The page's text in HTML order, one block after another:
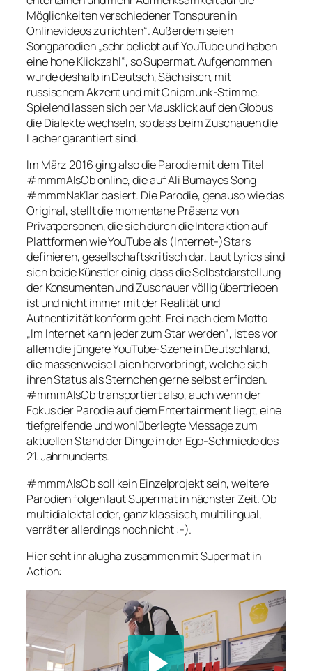
Möglichkeiten verschiedener Tonspuren in
Onlinevideos zu richten“. Außerdem seien
Songparodien „sehr beliebt auf YouTube und haben
eine hohe Klickzahl“, so Supermat. Aufgenommen
wurde deshalb in Deutsch, Sächsisch, mit
russischem Akzent und mit Chipmunk-Stimme.
Spielend lassen sich per Mausklick auf den Globus
die Dialekte wechseln, so dass beim Zuschauen die
Lacher garantiert sind.
Im März 2016 ging also die Parodie mit dem Titel
#mmmAlsObonline, die auf Ali Bumayes Song
#mmmNaKlarbasiert. Die Parodie, genauso wie das
Original, stellt die momentane Präsenz von
Privatpersonen, die sich durch die Interaktion auf
Plattformen wie YouTube als (Internet-)Stars
definieren, gesellschaftskritisch dar. Laut Lyrics sind
sich beide Künstler einig, dass die Selbstdarstellung
der Konsumenten und Zuschauer völlig übertrieben
ist und nicht immer mit der Realität und
Authentizität konform geht. Frei nach dem Motto
„Im Internet kann jeder zum Star werden“, ist es vor
allem die jüngere YouTube-Szene in Deutschland,
die massenweise Laien hervorbringt, welche sich
ihren Status als Sternchen gerne selbst erfinden.
#mmmAlsObtransportiert also, auch wenn der
Fokus der Parodie auf dem Entertainment liegt, eine
tiefgreifende und wohlüberlegte Message zum
aktuellen Stand der Dinge in der Ego-Schmiede des
21. Jahrhunderts.
#mmmAlsObsoll kein Einzelprojekt sein, weitere
Parodien folgen laut Supermat in nächster Zeit. Ob
multidialektal oder, ganz klassisch, multilingual,
verrät er allerdings noch nicht :-).
Hier seht ihr alugha zusammen mit Supermat in
Action: